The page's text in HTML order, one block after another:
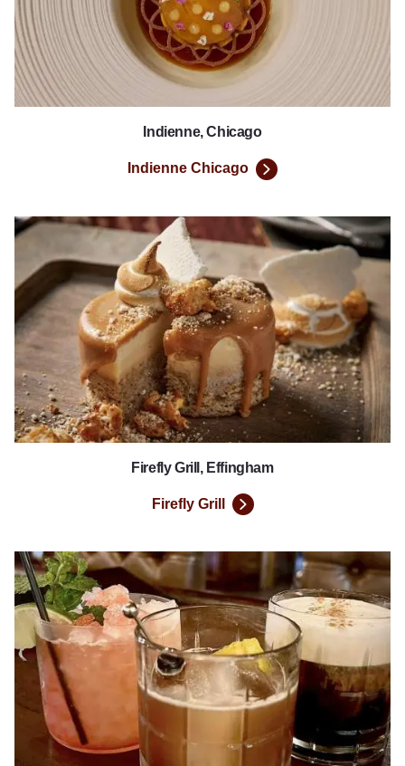
Indienne, Chicago
Indienne Chicago
Firefly Grill, Effingham
Firefly Grill
Firefly Grill
Havisham House